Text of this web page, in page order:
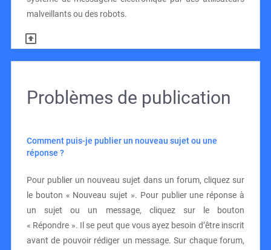
malveillants ou des robots.
Problèmes de publication
Comment puis-je publier un nouveau sujet ou une
réponse ?
Pour publier un nouveau sujet dans un forum, cliquez sur
le bouton « Nouveau sujet ». Pour publier une réponse à
un sujet ou un message, cliquez sur le bouton
« Répondre ». Il se peut que vous ayez besoin d’être inscrit
avant de pouvoir rédiger un message. Sur chaque forum,